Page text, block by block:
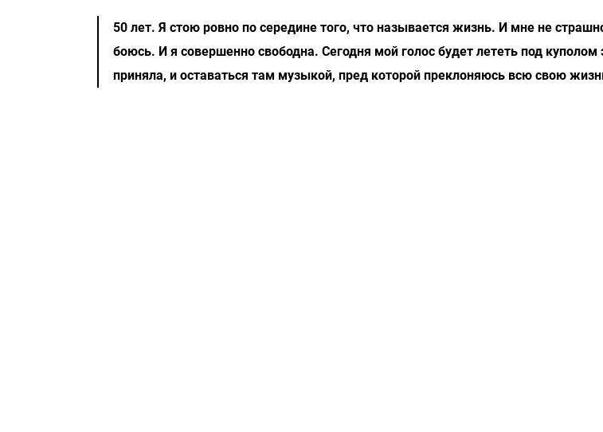
50 лет. Я стою ровно по середине того, что называется жизнь. И мне не
боюсь. И я совершенно свободна. Сегодня мой голос будет лететь под куполом
приняла, и оставаться там музыкой, пред которой преклоняюсь всю свою